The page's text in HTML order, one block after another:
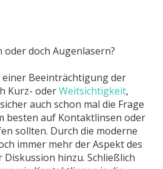
einer Beeinträchtigung der
Kurz- oderWeitsichtigkeit,
auch schon mal die Frage
besten auf Kontaktlinsen oder
sollten. Durch die moderne
immer mehr der Aspekt des
hinzu. Schließlich